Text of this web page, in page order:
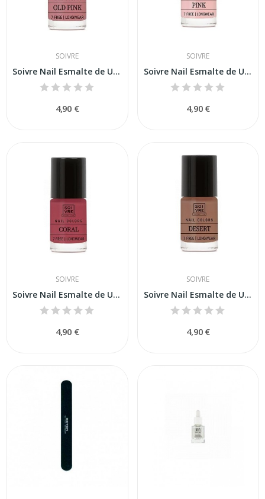
SOIVRE
Soivre Nail Esmalte de Uñas Old PInk 6ml
4,90 €
SOIVRE
Soivre Nail Esmalte de Uñas Pink 6ml
4,90 €
SOIVRE
Soivre Nail Esmalte de Uñas Coral 6ml
4,90 €
SOIVRE
Soivre Nail Esmalte de Uñas Desert 6ml
4,90 €